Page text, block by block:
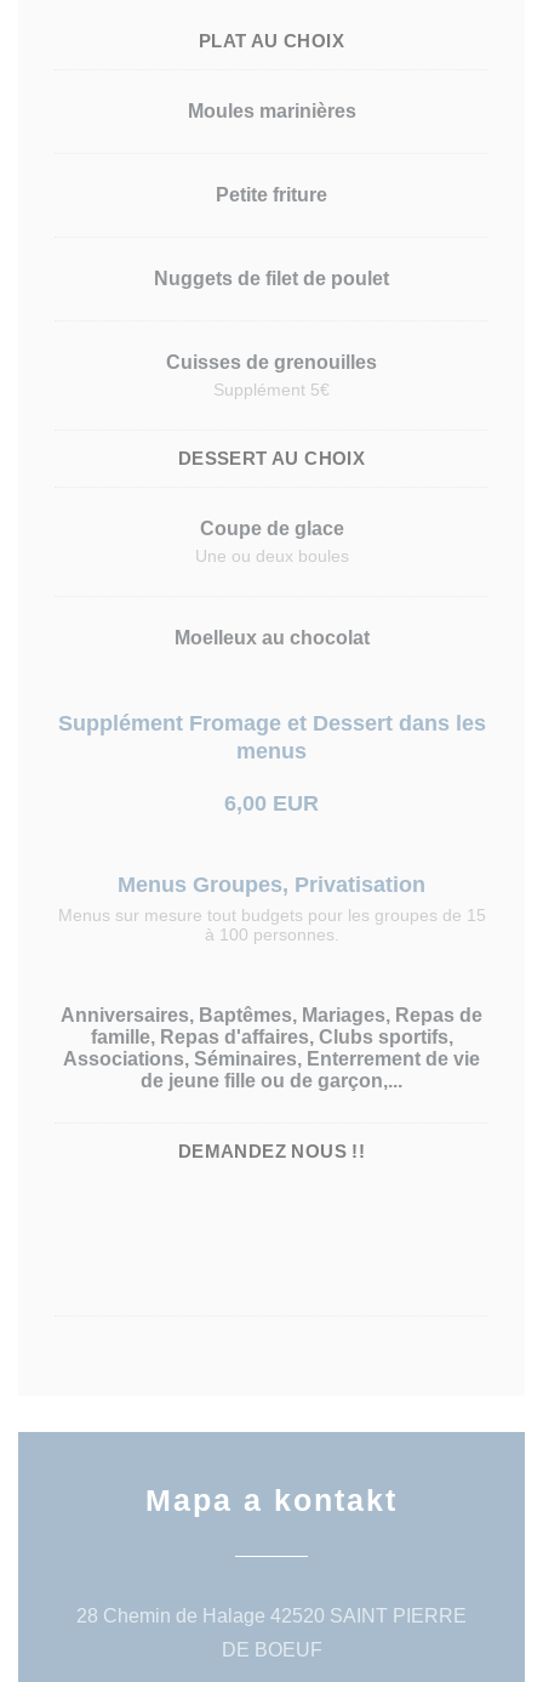
PLAT AU CHOIX
Moules marinières
Petite friture
Nuggets de filet de poulet
Cuisses de grenouilles
Supplément 5€
DESSERT AU CHOIX
Coupe de glace
Une ou deux boules
Moelleux au chocolat
Supplément Fromage et Dessert dans les
menus
6,00 EUR
Menus Groupes, Privatisation
Menus sur mesure tout budgets pour les groupes de 15
à 100 personnes.
Anniversaires, Baptêmes, Mariages, Repas de
famille, Repas d'affaires, Clubs sportifs,
Associations, Séminaires, Enterrement de vie
de jeune fille ou de garçon,...
DEMANDEZ NOUS !!
Mapa a kontakt
28 Chemin de Halage 42520 SAINT PIERRE
DE BOEUF((otevře se v novém